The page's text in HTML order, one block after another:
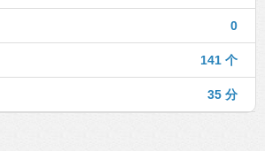
0
141 个
35 分